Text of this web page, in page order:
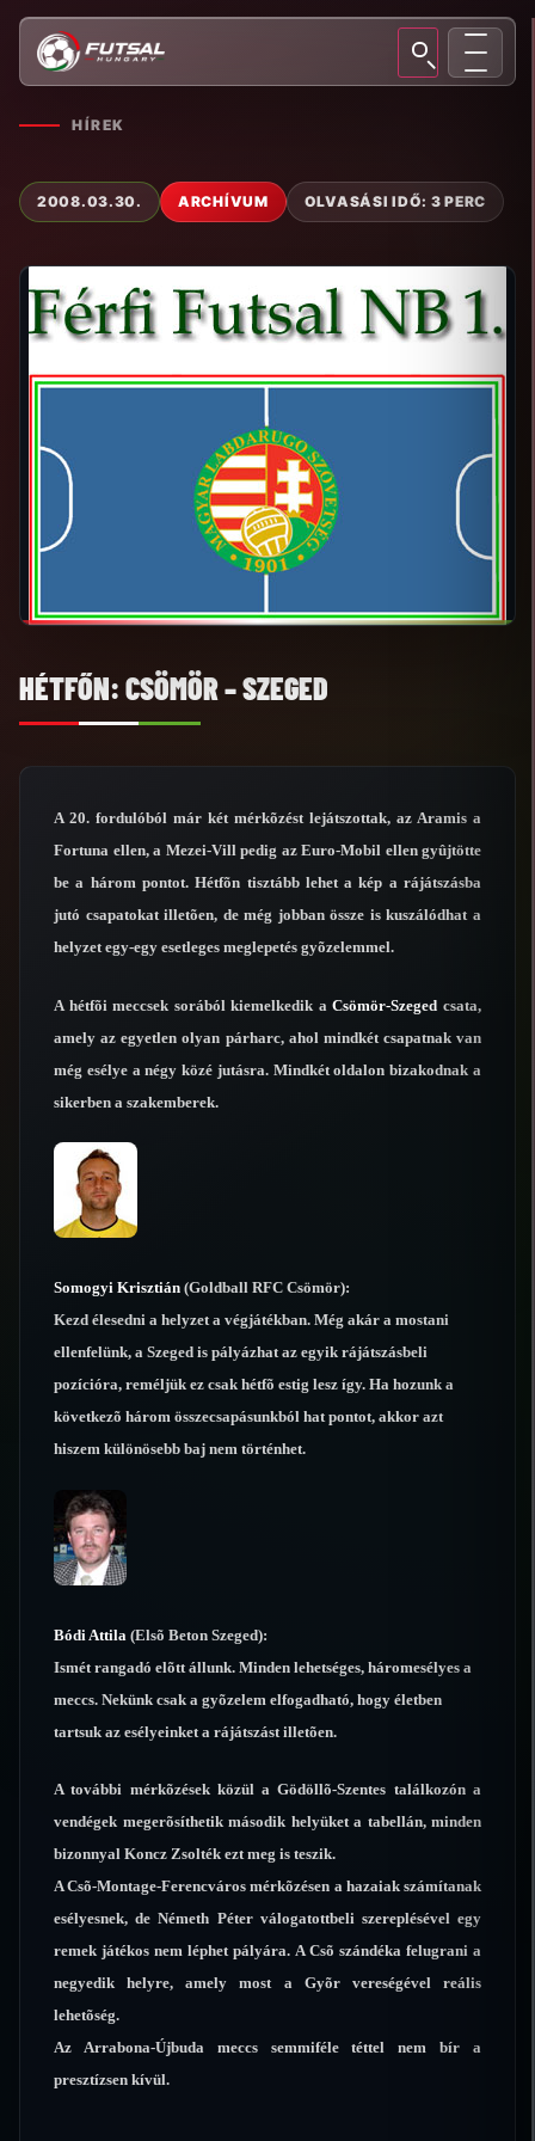
HÍREK
2008.03.30. ARCHÍVUM OLVASÁSI IDŐ: 3 PERC
HÉTFŐN: CSÖMÖR – SZEGED
A 20. fordulóból már két mérkõzést lejátszottak, az Aramis a
Fortuna ellen, a Mezei-Vill pedig az Euro-Mobil ellen gyûjtötte
be a három pontot. Hétfõn tisztább lehet a kép a rájátszásba
jutó csapatokat illetõen, de még jobban össze is kuszálódhat a
helyzet egy-egy esetleges meglepetés gyõzelemmel.
A hétfõi meccsek sorából kiemelkedik aCsömör-Szeged csata,
amely az egyetlen olyan párharc, ahol mindkét csapatnak van
még esélye a négy közé jutásra. Mindkét oldalon bizakodnak a
sikerben a szakemberek.
Somogyi Krisztián (Goldball RFC Csömör):
Kezd élesedni a helyzet a végjátékban. Még akár a mostani
ellenfelünk, a Szeged is pályázhat az egyik rájátszásbeli
pozícióra, reméljük ez csak hétfõ estig lesz így. Ha hozunk a
következõ három összecsapásunkból hat pontot, akkor azt
hiszem különösebb baj nem történhet.
Bódi Attila (Elsõ Beton Szeged):
Ismét rangadó elõtt állunk. Minden lehetséges, háromesélyes a
meccs. Nekünk csak a gyõzelem elfogadható, hogy életben
tartsuk az esélyeinket a rájátszást illetõen.
A további mérkõzések közül a Gödöllõ-Szentes találkozón a
vendégek megerõsíthetik második helyüket a tabellán, minden
bizonnyal Koncz Zsolték ezt meg is teszik.
A Csõ-Montage-Ferencváros mérkõzésen a hazaiak számítanak
esélyesnek, de Németh Péter válogatottbeli szereplésével egy
remek játékos nem léphet pályára. A Csõ szándéka felugrani a
negyedik helyre, amely most a Gyõr vereségével reális
lehetõség.
Az Arrabona-Újbuda meccs semmiféle téttel nem bír a
presztízsen kívül.